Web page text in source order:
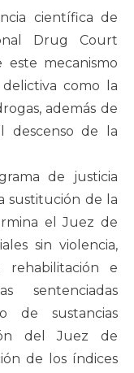
científica de
Drug Court
mecanismo
como la
además de
descenso de la
de justicia
sustitución de la
el Juez de
sin violencia,
e
sentenciadas
de sustancias
del Juez de
de los índices